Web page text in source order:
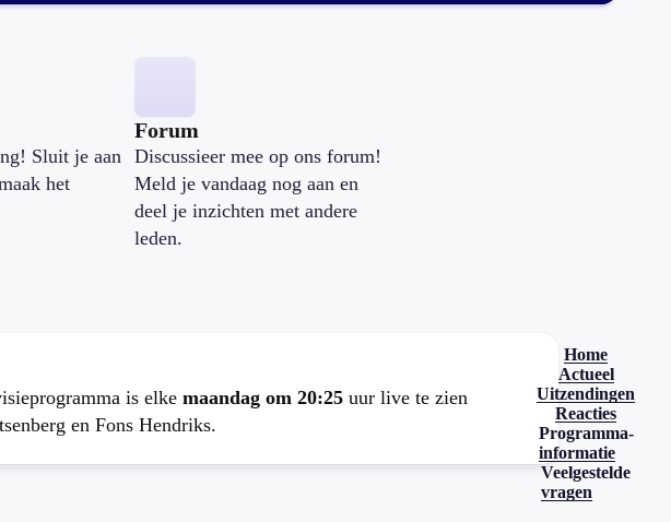
Sluit je aan
het
Forum
Discussieer mee op ons forum!
Meld je vandaag nog aan en
deel je inzichten met andere
leden.
is elke maandag om 20:25 uur live te zien
en Fons Hendriks.
Home
Actueel
Uitzendingen
Reacties
Programma-
informatie
Veelgestelde
vragen